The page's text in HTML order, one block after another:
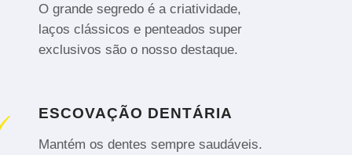
O grande segredo é a criatividade,
laços clássicos e penteados super
exclusivos são o nosso destaque.
ESCOVAÇÃO DENTÁRIA
Mantém os dentes sempre saudáveis.